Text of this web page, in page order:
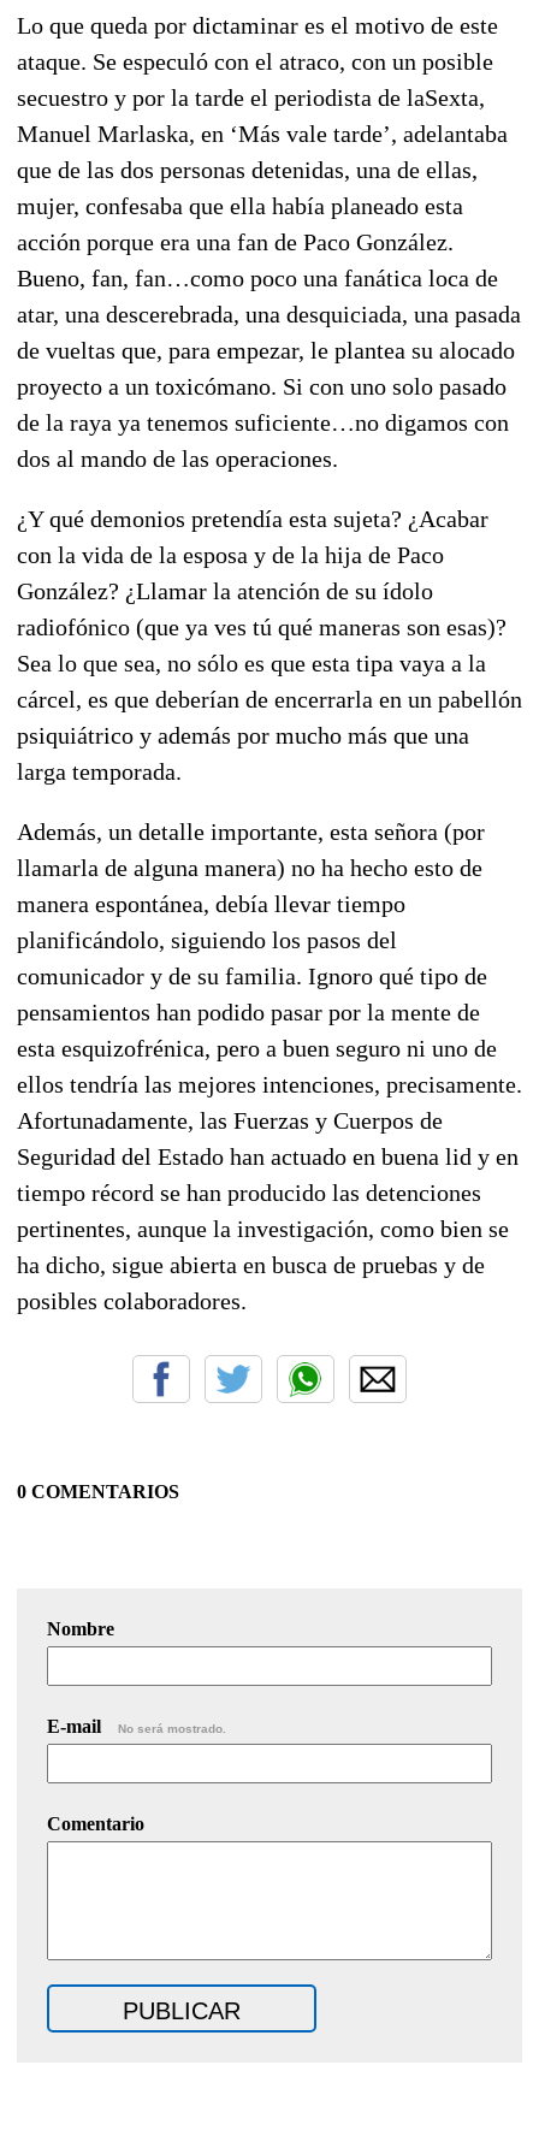
Lo que queda por dictaminar es el motivo de este
ataque. Se especuló con el atraco, con un posible
secuestro y por la tarde el periodista de laSexta,
Manuel Marlaska, en ‘Más vale tarde’, adelantaba
que de las dos personas detenidas, una de ellas,
mujer, confesaba que ella había planeado esta
acción porque era una fan de Paco González.
Bueno, fan, fan…como poco una fanática loca de
atar, una descerebrada, una desquiciada, una pasada
de vueltas que, para empezar, le plantea su alocado
proyecto a un toxicómano. Si con uno solo pasado
de la raya ya tenemos suficiente…no digamos con
dos al mando de las operaciones.
¿Y qué demonios pretendía esta sujeta? ¿Acabar
con la vida de la esposa y de la hija de Paco
González? ¿Llamar la atención de su ídolo
radiofónico (que ya ves tú qué maneras son esas)?
Sea lo que sea, no sólo es que esta tipa vaya a la
cárcel, es que deberían de encerrarla en un pabellón
psiquiátrico y además por mucho más que una
larga temporada.
Además, un detalle importante, esta señora (por
llamarla de alguna manera) no ha hecho esto de
manera espontánea, debía llevar tiempo
planificándolo, siguiendo los pasos del
comunicador y de su familia. Ignoro qué tipo de
pensamientos han podido pasar por la mente de
esta esquizofrénica, pero a buen seguro ni uno de
ellos tendría las mejores intenciones, precisamente.
Afortunadamente, las Fuerzas y Cuerpos de
Seguridad del Estado han actuado en buena lid y en
tiempo récord se han producido las detenciones
pertinentes, aunque la investigación, como bien se
ha dicho, sigue abierta en busca de pruebas y de
posibles colaboradores.
0 COMENTARIOS
Nombre
E-mail No será mostrado.
Comentario